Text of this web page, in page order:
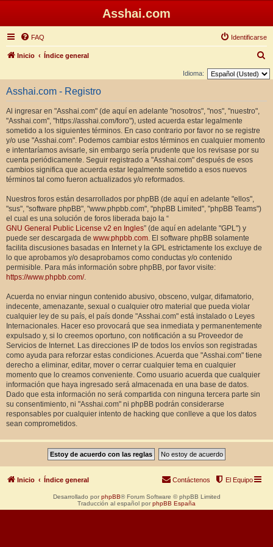
Asshai.com
FAQ Identificarse
Inicio Índice general
u
Idioma:
Asshai.com - Registro
Al ingresar en "Asshai.com" (de aquí en adelante "nosotros", "nos", "nuestro",
"Asshai.com", "https://asshai.com/foro"), usted acuerda estar legalmente
sometido a los siguientes términos. En caso contrario por favor no se registre
y/o use "Asshai.com". Podemos cambiar estos términos en cualquier momento
e intentaríamos avisarle, sin embargo sería prudente que los revisase por su
cuenta periódicamente. Seguir registrado a "Asshai.com" después de esos
cambios significa que acuerda estar legalmente sometido a esos nuevos
términos tal como fueron actualizados y/o reformados.
Nuestros foros están desarrollados por phpBB (de aquí en adelante "ellos",
"sus", "software phpBB", "www.phpbb.com", "phpBB Limited", "phpBB Teams")
el cual es una solución de foros liberada bajo la “
GNU General Public License v2 en Ingles” (de aquí en adelante "GPL") y
puede ser descargada de www.phpbb.com. El software phpBB solamente
facilita discusiones basadas en Internet y la GPL estrictamente los excluye de
lo que aprobamos y/o desaprobamos como conductas y/o contenido
permisible. Para más información sobre phpBB, por favor visite:
https://www.phpbb.com/.
Acuerda no enviar ningun contenido abusivo, obsceno, vulgar, difamatorio,
indecente, amenazante, sexual o cualquier otro material que pueda violar
cualquier ley de su país, el país donde "Asshai.com" está instalado o Leyes
Internacionales. Hacer eso provocará que sea inmediata y permanentemente
expulsado y, si lo creemos oportuno, con notificación a su Proveedor de
Servicios de Internet. Las direcciones IP de todos los envíos son registradas
como ayuda para reforzar estas condiciones. Acuerda que "Asshai.com" tiene
derecho a eliminar, editar, mover o cerrar cualquier tema en cualquier
momento que lo creamos conveniente. Como usuario acuerda que cualquier
información que haya ingresado será almacenada en una base de datos.
Dado que esta información no será compartida con ninguna tercera parte sin
su consentimiento, ni "Asshai.com" ni phpBB podrán considerarse
responsables por cualquier intento de hacking que conlleve a que los datos
sean comprometidos.
Inicio Índice general El Equipo
Contáctenos
Desarrollado por phpBB® Forum Software © phpBB Limited
Traducción al español por phpBB España